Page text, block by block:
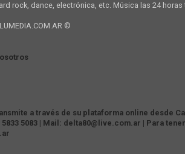
rock, dance, electrónica, etc. Música las 24
©
a través de su plataforma online desde
5833 5083 | Mail: delta80@live.com.ar | Para